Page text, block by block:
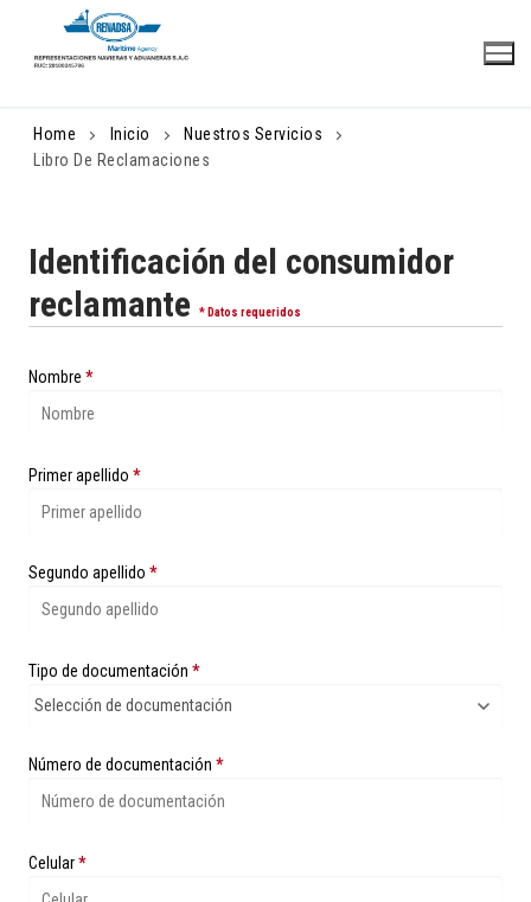
content
Home Inicio
Nuestros Servicios
Libro De Reclamaciones
Identificación del consumidor
reclamante* Datos requeridos
Nombre*
Primer apellido*
Segundo apellido*
Tipo de documentación*
Número de documentación*
Celular*